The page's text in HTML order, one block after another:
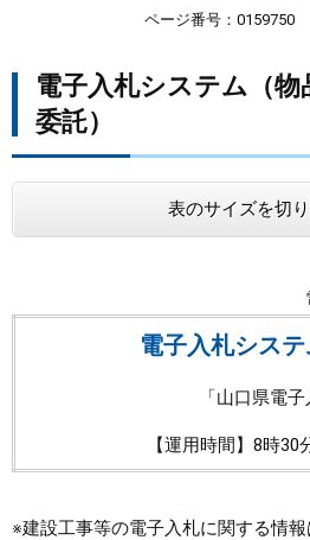
教育・文化・スポーツ
まちづくり
ページ番号：0159750
電子入札システム（物
委託）
表のサイズを切
電子入札シス
「山口県電
【運用時間】8時
※建設工事等の電子入札に関する情報